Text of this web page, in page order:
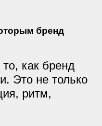
бренд
как бренд
Это не только
ритм,